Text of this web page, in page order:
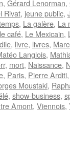
, Gérard Lenorman,
Rivat, jeune public,
, La galère, La
café, Le Mexicain,
, livre, livres,
Langlois,
, mort, Naissance,
, Paris, Pierre Arditi
Moustaki,
, show-business,
Amont, Viennois,